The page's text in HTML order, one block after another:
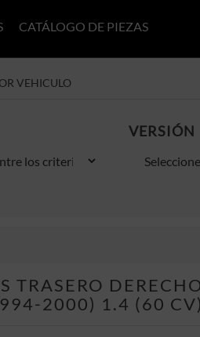
CATÁLOGO DE PIEZAS
VEHICULO
VERSIÓN
TRASERO
2000) 1.4 (60 CV)